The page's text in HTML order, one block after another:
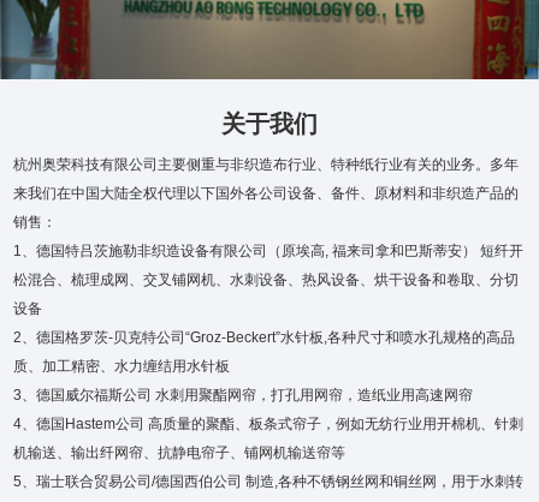
关于我们
杭州奥荣科技有限公司主要侧重与非织造布行业、特种纸行业有关的业务。多年
来我们在中国大陆全权代理以下国外各公司设备、备件、原材料和非织造产品的
销售：
1、德国特吕茨施勒非织造设备有限公司（原埃高, 福来司拿和巴斯蒂安） 短纤开
松混合、梳理成网、交叉铺网机、水刺设备、热风设备、烘干设备和卷取、分切
设备
2、德国格罗茨-贝克特公司“Groz-Beckert”水针板,各种尺寸和喷水孔规格的高品
质、加工精密、水力缠结用水针板
3、德国威尔福斯公司 水刺用聚酯网帘，打孔用网帘，造纸业用高速网帘
4、德国Hastem公司 高质量的聚酯、板条式帘子，例如无纺行业用开棉机、针刺
机输送、输出纤网帘、抗静电帘子、铺网机输送帘等
5、瑞士联合贸易公司/德国西伯公司 制造,各种不锈钢丝网和铜丝网，用于水刺转